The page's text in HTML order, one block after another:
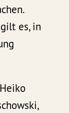
es, in